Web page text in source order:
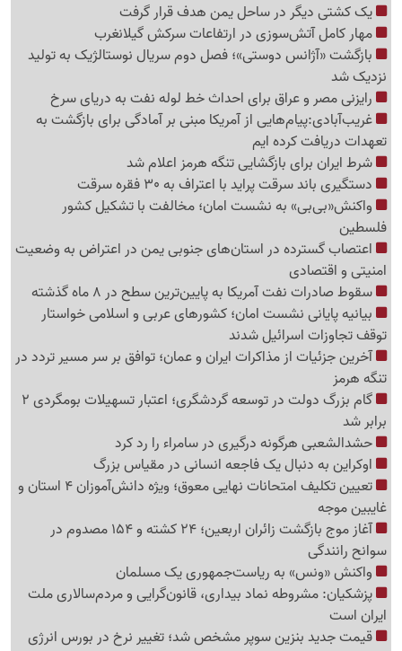
یک کشتی دیگر در ساحل یمن هدف قرار گرفت
مهار کامل آتش‌سوزی در ارتفاعات سرکش گیلانغرب
بازگشت «آژانس دوستی»؛ فصل دوم سریال نوستالژیک به تولید
نزدیک شد
رایزنی مصر و عراق برای احداث خط لوله نفت به دریای سرخ
غریب‌آبادی:پیام‌هایی از آمریکا مبنی بر آمادگی برای بازگشت به
تعهدات دریافت کرده ایم
شرط ایران برای بازگشایی تنگه هرمز اعلام شد
دستگیری باند سرقت پراید با اعتراف به 30 فقره سرقت
واکنش«بی‌بی» به نشست امان؛ مخالفت با تشکیل کشور
فلسطین
اعتصاب گسترده در استان‌های جنوبی یمن در اعتراض به وضعیت
امنیتی و اقتصادی
سقوط صادرات نفت آمریکا به پایین‌ترین سطح در 8 ماه گذشته
بیانیه پایانی نشست امان؛ کشورهای عربی و اسلامی خواستار
توقف تجاوزات اسرائیل شدند
آخرین جزئیات از مذاکرات ایران و عمان؛ توافق بر سر مسیر تردد در
تنگه هرمز
گام بزرگ دولت در توسعه گردشگری؛ اعتبار تسهیلات بومگردی 2
برابر شد
حشدالشعبی هرگونه درگیری در سامراء را رد کرد
اوکراین به دنبال یک فاجعه انسانی در مقیاس بزرگ
تعیین تکلیف امتحانات نهایی معوق؛ ویژه دانش‌آموزان 4 استان و
غایبین موجه
آغاز موج بازگشت زائران اربعین؛ 24 کشته و 154 مصدوم در
سوانح رانندگی
واکنش «ونس» به ریاست‌جمهوری یک مسلمان
پزشکیان: مشروطه نماد بیداری، قانون‌گرایی و مردم‌سالاری ملت
ایران است
قیمت جدید بنزین سوپر مشخص شد؛ تغییر نرخ در بورس انرژی